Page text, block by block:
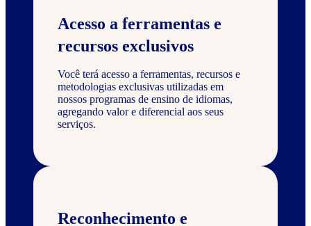
Acesso a ferramentas e
recursos exclusivos
Você terá acesso a ferramentas, recursos e
metodologias exclusivas utilizadas em
nossos programas de ensino de idiomas,
agregando valor e diferencial aos seus
serviços.
Reconhecimento e